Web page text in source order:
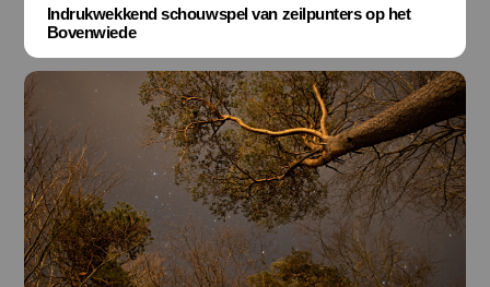
Indrukwekkend schouwspel van zeilpunters op het
Bovenwiede